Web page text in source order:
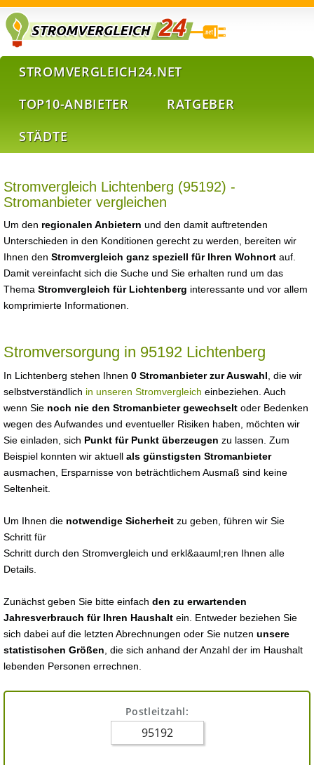
STROMVERGLEICH24.NET
TOP10-ANBIETER
RATGEBER
STÄDTE
Stromvergleich Lichtenberg (95192) -
Stromanbieter vergleichen
Um den regionalen Anbietern und den damit auftretenden
Unterschieden in den Konditionen gerecht zu werden, bereiten wir
Ihnen den Stromvergleich ganz speziell für Ihren Wohnort auf.
Damit vereinfacht sich die Suche und Sie erhalten rund um das
Thema Stromvergleich für Lichtenberg interessante und vor allem
komprimierte Informationen.
Stromversorgung in 95192 Lichtenberg
In Lichtenberg stehen Ihnen 0 Stromanbieter zur Auswahl , die wir
selbstverständlich in unseren Stromvergleich einbeziehen. Auch
wenn Sie noch nie den Stromanbieter gewechselt oder Bedenken
wegen des Aufwandes und eventueller Risiken haben, möchten wir
Sie einladen, sich Punkt für Punkt überzeugen zu lassen. Zum
Beispiel konnten wir aktuell als günstigsten Stromanbieter
ausmachen, Ersparnisse von beträchtlichem Ausmaß sind keine
Seltenheit.
Um Ihnen die notwendige Sicherheit zu geben, führen wir Sie
Schritt für
Schritt durch den Stromvergleich und erkl&aauml;ren Ihnen alle
Details.
Zunächst geben Sie bitte einfach den zu erwartenden
Jahresverbrauch für Ihren Haushalt ein. Entweder beziehen Sie
sich dabei auf die letzten Abrechnungen oder Sie nutzen unsere
statistischen Größen , die sich anhand der Anzahl der im Haushalt
lebenden Personen errechnen.
Postleitzahl: